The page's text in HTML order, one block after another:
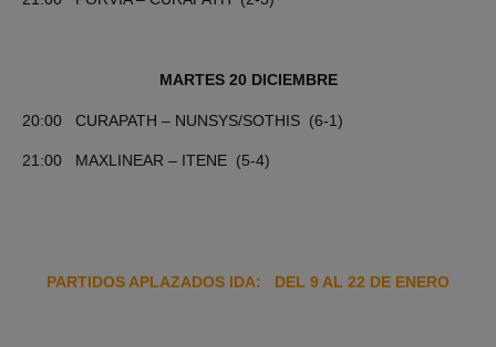
MARTES 20 DICIEMBRE
20:00 CURAPATH – NUNSYS/SOTHIS (6-1)
21:00 MAXLINEAR – ITENE (5-4)
PARTIDOS APLAZADOS IDA: DEL 9 AL 22 DE ENERO